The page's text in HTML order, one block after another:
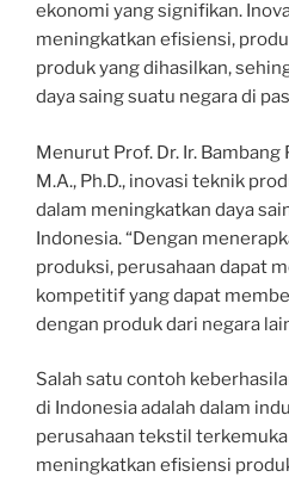
ekonomi yang signifikan.
meningkatkan efisiensi,
produk yang dihasilkan,
daya saing suatu negara di
Menurut Prof. Dr. Ir. Bambang
M.A., Ph.D., inovasi teknik
dalam meningkatkan daya
Indonesia. “Dengan
produksi, perusahaan dapat
kompetitif yang dapat
dengan produk dari negara
Salah satu contoh
di Indonesia adalah dalam
perusahaan tekstil
meningkatkan efisiensi